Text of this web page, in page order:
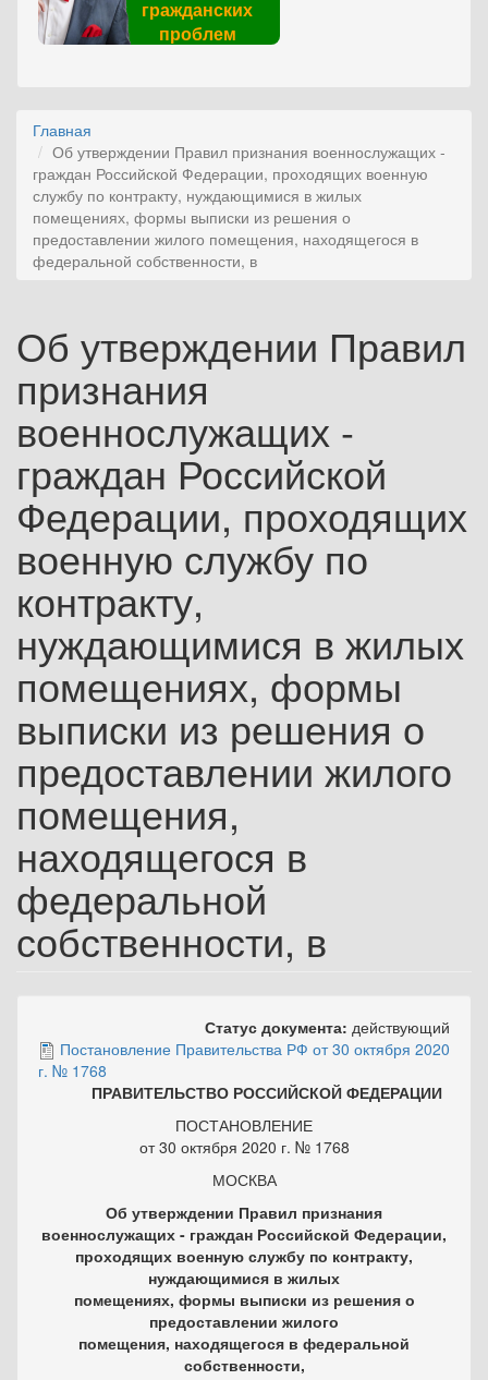
гражданских
проблем
Главная
Об утверждении Правил признания военнослужащих -
граждан Российской Федерации, проходящих военную
службу по контракту, нуждающимися в жилых
помещениях, формы выписки из решения о
предоставлении жилого помещения, находящегося в
федеральной собственности, в
Об утверждении Правил
признания
военнослужащих -
граждан Российской
Федерации, проходящих
военную службу по
контракту,
нуждающимися в жилых
помещениях, формы
выписки из решения о
предоставлении жилого
помещения,
находящегося в
федеральной
собственности, в
Статус документа: действующий
Постановление Правительства РФ от 30 октября 2020
г. № 1768
ПРАВИТЕЛЬСТВО РОССИЙСКОЙ ФЕДЕРАЦИИ
ПОСТАНОВЛЕНИЕ
от 30 октября 2020 г. № 1768
МОСКВА
Об утверждении Правил признания
военнослужащих - граждан Российской Федерации,
проходящих военную службу по контракту,
нуждающимися в жилых
помещениях, формы выписки из решения о
предоставлении жилого
помещения, находящегося в федеральной
собственности,